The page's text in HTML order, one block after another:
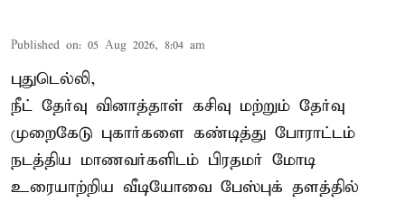
Published on: 05 Aug 2026, 8:04 am
புதுடெல்லி,
நீட் தேர்வு வினாத்தாள் கசிவு மற்றும் தேர்வு
முறைகேடு புகார்களை கண்டித்து போராட்டம்
நடத்திய மாணவர்களிடம் பிரதமர் மோடி
உரையாற்றிய வீடியோவை பேஸ்புக் தளத்தில்